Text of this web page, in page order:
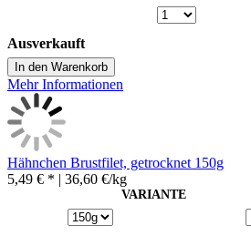
Ausverkauft
In den Warenkorb
Mehr Informationen
Hähnchen Brustfilet, getrocknet 150g
5,49 € * | 36,60 €/kg
VARIANTE